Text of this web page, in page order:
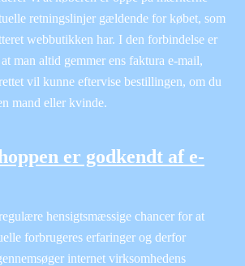
retningslinjer gældende for købet, som
webbutikken har. I den forbindelse er
man altid gemmer ens faktura e-mail,
vil kunne eftervise bestillingen, om du
mand eller kvinde.
er godkendt af e-
hensigtsmæssige chancer for at
forbrugeres erfaringer og derfor
internet virksomhedens